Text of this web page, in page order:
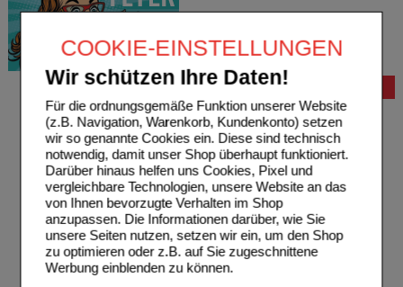
COOKIE-EINSTELLUNGEN
Wir schützen Ihre Daten!
Für die ordnungsgemäße Funktion unserer Website
(z.B. Navigation, Warenkorb, Kundenkonto) setzen
wir so genannte Cookies ein. Diese sind technisch
notwendig, damit unser Shop überhaupt funktioniert.
Darüber hinaus helfen uns Cookies, Pixel und
vergleichbare Technologien, unsere Website an das
von Ihnen bevorzugte Verhalten im Shop
anzupassen. Die Informationen darüber, wie Sie
unsere Seiten nutzen, setzen wir ein, um den Shop
zu optimieren oder z.B. auf Sie zugeschnittene
Werbung einblenden zu können.
Bestellung
Hilfe zur Anmeldung
Hilfe zum Bestellvorgang
Zahlungsmöglichkeiten
Rezepte einlösen
Freiumschläge anfordern
Freiumschläge downloaden
Auslandsbestellung
Reklamation
Widerrufsformular
Problembehebung
Bestellschein